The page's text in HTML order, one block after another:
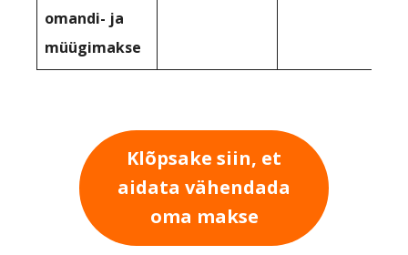
omandi- ja
müügimakse
Klõpsake siin, et
aidata vähendada
oma makse